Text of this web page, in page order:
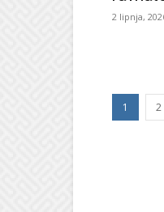
2 lipnja,
1 2